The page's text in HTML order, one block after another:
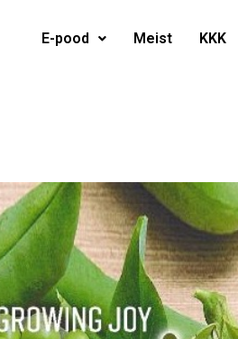
E-pood Meist KKK